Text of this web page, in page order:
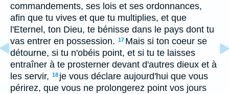
commandements, ses lois et ses ordonnances,
afin que tu vives et que tu multiplies, et que
l'Eternel, ton Dieu, te bénisse dans le pays dont tu
vas entrer en possession. 17 Mais si ton coeur se
détourne, si tu n'obéis point, et si tu te laisses
entraîner à te prosterner devant d'autres dieux et à
les servir, 18 je vous déclare aujourd'hui que vous
périrez, que vous ne prolongerez point vos jours